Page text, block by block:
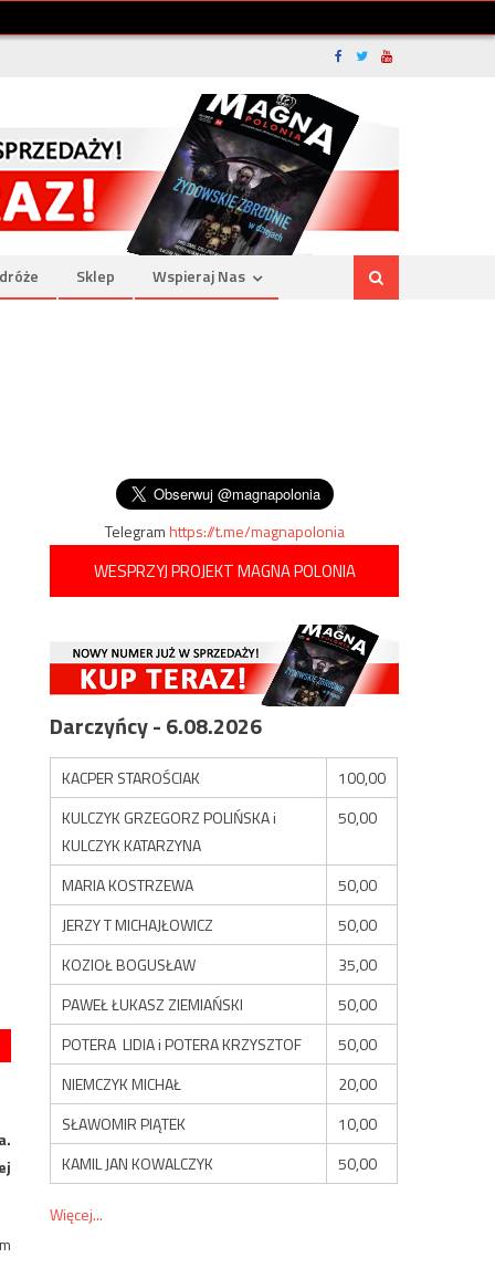
Sklep Wspieraj Nas
Telegramhttps://t.me/magnapolonia
WESPRZYJ PROJEKT MAGNA POLONIA
Darczyńcy - 6.08.2026
KACPER STAROŚCIAK
100,00
KULCZYK GRZEGORZ POLIŃSKA i
KULCZYK KATARZYNA
50,00
MARIA KOSTRZEWA
50,00
JERZY T MICHAJŁOWICZ
50,00
KOZIOŁ BOGUSŁAW
35,00
PAWEŁ ŁUKASZ ZIEMIAŃSKI
50,00
POTERA LIDIA i POTERA KRZYSZTOF
50,00
NIEMCZYK MICHAŁ
20,00
SŁAWOMIR PIĄTEK
10,00
KAMIL JAN KOWALCZYK
50,00
Więcej...